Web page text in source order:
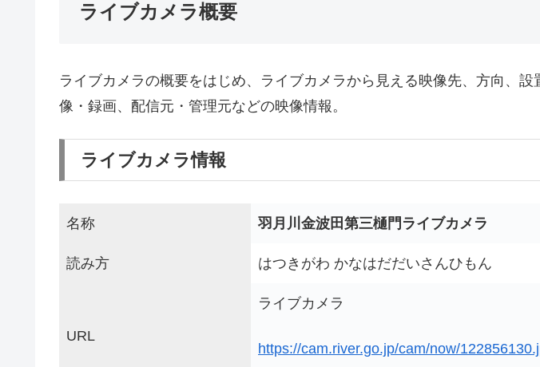
ライブカメラ概要
ライブカメラの概要をはじめ、ライブカメラから見える映像先、方向、設
像・録画、配信元・管理元などの映像情報。
ライブカメラ情報
名称 羽月川金波田第三樋門ライブカメラ
読み方 はつきがわ かなはだだいさんひもん
URL
ライブカメラ
https://cam.river.go.jp/cam/now/